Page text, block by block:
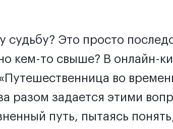
судьбу? Это просто
кем-то свыше? В онлайн-
во
разом задается этими
путь, пытаясь